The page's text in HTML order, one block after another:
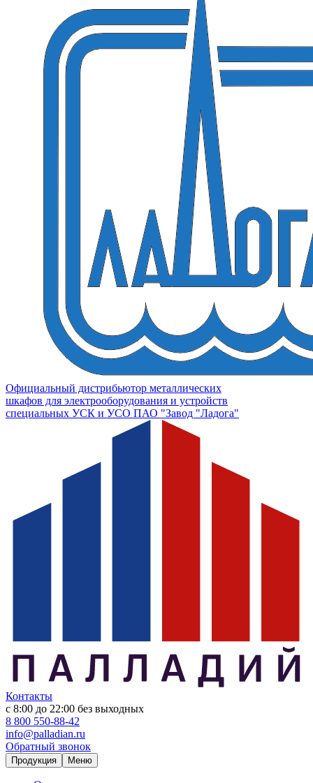
Официальный дистрибьютор металлических
шкафов для электрооборудования и устройств
специальных УСК и УСО ПАО "Завод "Ладога"
Контакты
с 8:00 до 22:00 без выходных
8 800 550-88-42
info@palladian.ru
Обратный звонок
Продукция Меню